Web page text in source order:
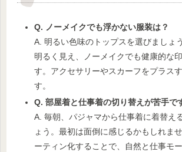
Q. ノーメイクでも浮かない服装は？
A. 明るい色味のトップスを選びましょ
明るく見え、ノーメイクでも健康的な
す。アクセサリーやスカーフをプラス
す。
Q. 部屋着と仕事着の切り替えが苦手で
A. 毎朝、パジャマから仕事着に着替え
ょう。最初は面倒に感じるかもしれま
ーティン化することで、自然と仕事モ